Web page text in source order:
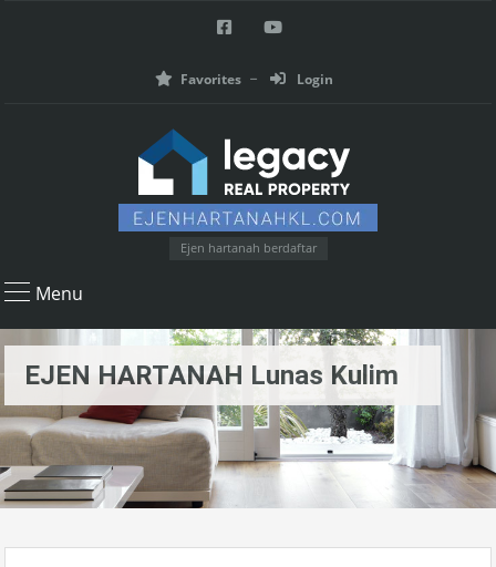
Favorites Login
Ejen hartanah berdaftar
Menu
EJEN HARTANAH Lunas Kulim